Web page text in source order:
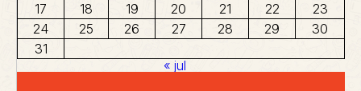
17
18 19 20 21 22
23
24
25 26 27 28 29
30
31
« jul